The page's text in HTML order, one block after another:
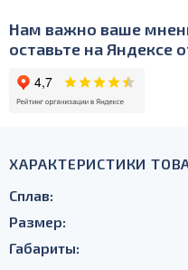
Нам важно ваше
оставьте на Яндексе
ХАРАКТЕРИСТИКИ
Сплав:
Размер:
Габариты: